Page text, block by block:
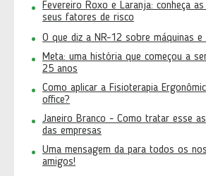
Fevereiro Roxo e Laranja: conheça
seus fatores de risco
O que diz a NR-12 sobre máquinas e
Meta: uma história que começou a
25 anos
Como aplicar a Fisioterapia
office?
Janeiro Branco - Como tratar esse
das empresas
Uma mensagem da para todos os
amigos!